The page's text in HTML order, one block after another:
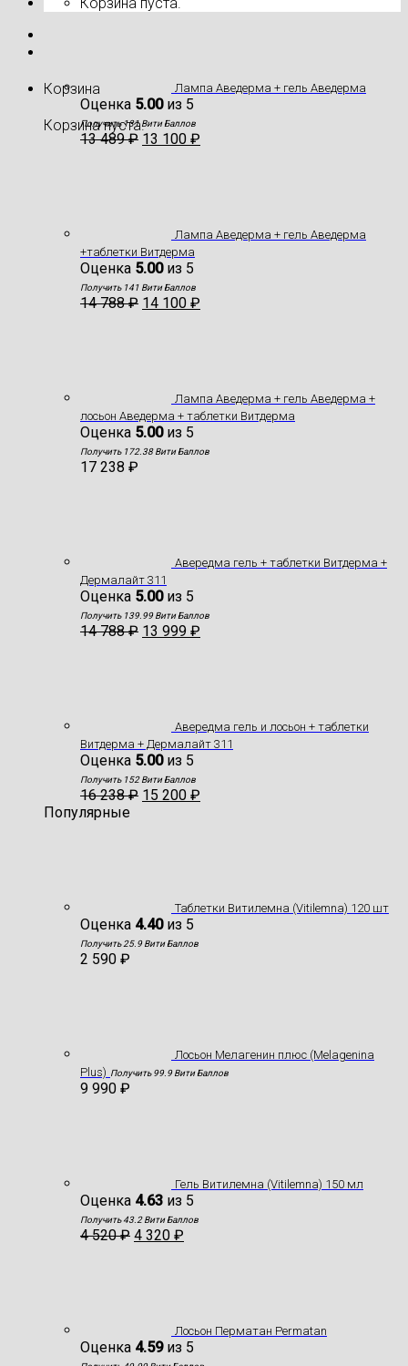
Корзина
Корзина пуста.
Лампа Аведерма + гель Аведерма
Оценка 5.00из 5
Получить 131 Вити Баллов
13 489₽ 13 100 ₽
Лампа Аведерма + гель Аведерма
+таблетки Витдерма
Оценка 5.00из 5
Получить 141 Вити Баллов
14 788₽ 14 100 ₽
Лампа Аведерма + гель Аведерма +
лосьон Аведерма + таблетки Витдерма
Оценка 5.00из 5
Получить 172.38 Вити Баллов
17 238 ₽
Авередма гель + таблетки Витдерма +
Дермалайт 311
Оценка 5.00из 5
Получить 139.99 Вити Баллов
14 788₽ 13 999 ₽
Авередма гель и лосьон + таблетки
Витдерма + Дермалайт 311
Оценка 5.00из 5
Получить 152 Вити Баллов
16 238₽ 15 200 ₽
Популярные
Таблетки Витилемна (Vitilemna) 120 шт
Оценка 4.40из 5
Получить 25.9 Вити Баллов
2 590 ₽
Лосьон Мелагенин плюс (Melagenina
Plus) Получить 99.9 Вити Баллов
9 990 ₽
Гель Витилемна (Vitilemna) 150 мл
Оценка 4.63 из 5
Получить 43.2 Вити Баллов
4 520₽ 4 320 ₽
Лосьон Перматан Permatan
Оценка 4.59из 5